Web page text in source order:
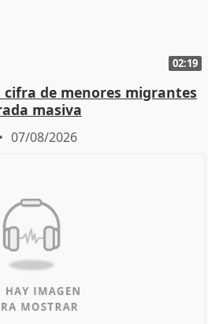
02:19
cifra de menores migrantes
masiva
07/08/2026